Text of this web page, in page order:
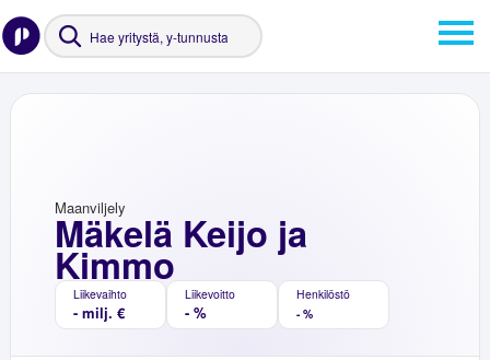
Mäkelä Keijo ja
Kimmo
Maanviljely
Liikevaihto
- milj. €
Liikevoitto
- %
Henkilöstö
- %